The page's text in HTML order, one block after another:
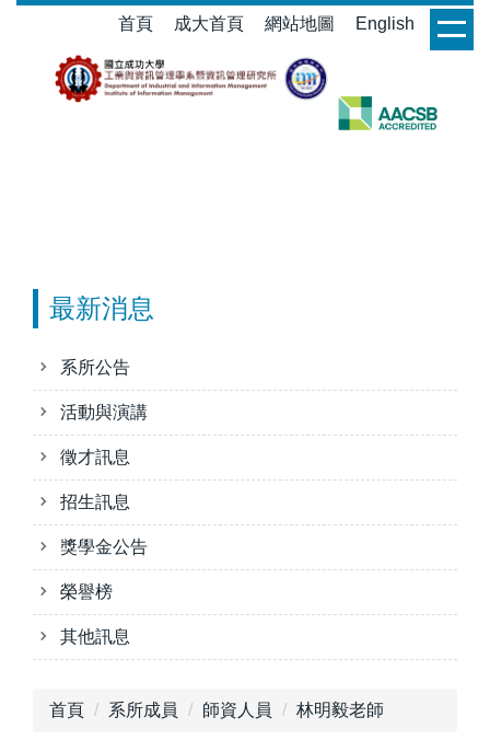
首頁 成大首頁 網站地圖 English login
最新消息
系所公告
活動與演講
徵才訊息
招生訊息
獎學金公告
榮譽榜
其他訊息
首頁 系所成員 師資人員 林明毅老師